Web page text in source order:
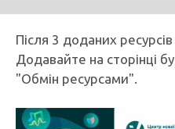
Після 3 доданих
Додавайте на сторінці
"Обмін ресурсами".